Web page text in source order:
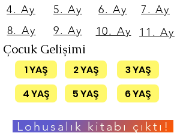
Lohusalık kitabı çıktı!
4. Ay
5. Ay 6. Ay
7. Ay
8. Ay
9. Ay 10. Ay 11. Ay
Çocuk Gelişimi
1 YAŞ 2 YAŞ
3 YAŞ
4 YAŞ
5 YAŞ 6 YAŞ